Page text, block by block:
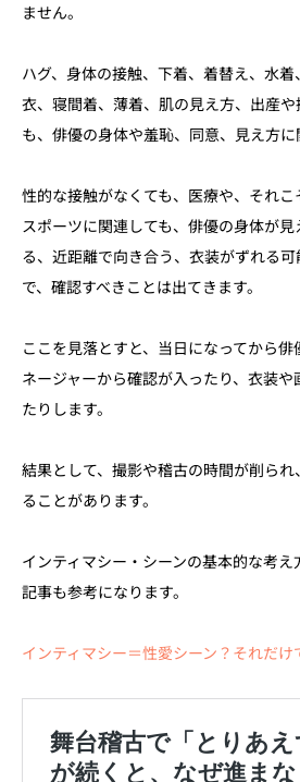
ません。
ハグ、身体の接触、下着、着替え、水
衣、寝間着、薄着、肌の見え方、出産
も、俳優の身体や羞恥、同意、見え方に
性的な接触がなくても、医療や、それこ
スポーツに関連しても、俳優の身体が
る、近距離で向き合う、衣装がずれる
で、確認すべきことは出てきます。
ここを見落とすと、当日になってから
ネージャーから確認が入ったり、衣装
たりします。
結果として、撮影や稽古の時間が削ら
ることがあります。
インティマシー・シーンの基本的な考
記事も参考になります。
インティマシー＝性愛シーン？それだけ